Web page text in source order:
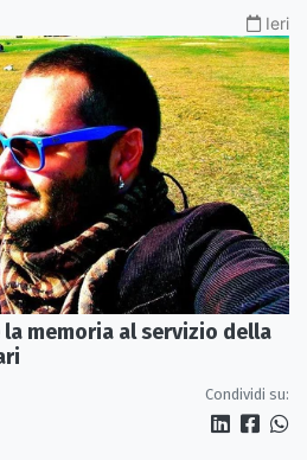
Ieri
la memoria al servizio della
Condividi su: